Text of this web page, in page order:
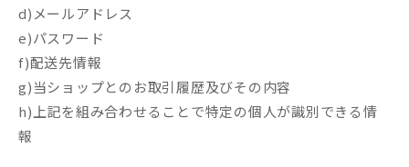
d)メールアドレス
e)パスワード
f)配送先情報
g)当ショップとのお取引履歴及びその内容
h)上記を組み合わせることで特定の個人が識別できる情
報